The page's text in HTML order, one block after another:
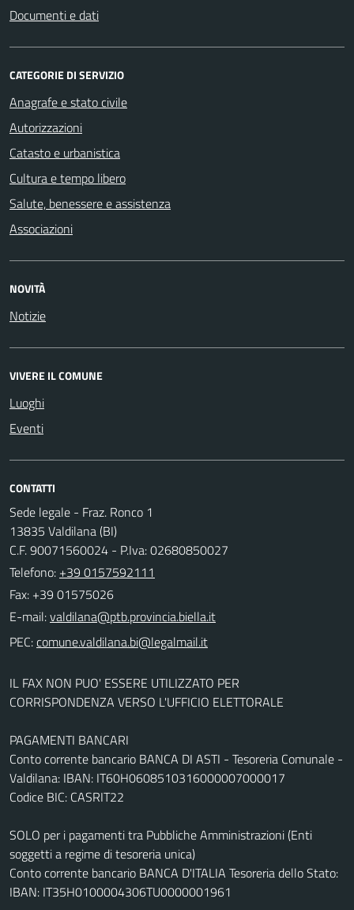
Documenti e dati
CATEGORIE DI SERVIZIO
Anagrafe e stato civile
Autorizzazioni
Catasto e urbanistica
Cultura e tempo libero
Salute, benessere e assistenza
Associazioni
NOVITÀ
Notizie
VIVERE IL COMUNE
Luoghi
Eventi
CONTATTI
Sede legale - Fraz. Ronco 1
13835 Valdilana (BI)
C.F. 90071560024 - P.Iva: 02680850027
Telefono: +39 0157592111
Fax: +39 01575026
E-mail:
PEC:
IL FAX NON PUO' ESSERE UTILIZZATO PER
CORRISPONDENZA VERSO L'UFFICIO ELETTORALE
PAGAMENTI BANCARI
Conto corrente bancario BANCA DI ASTI - Tesoreria Comunale -
Valdilana: IBAN: IT60H0608510316000007000017
Codice BIC: CASRIT22
SOLO per i pagamenti tra Pubbliche Amministrazioni (Enti
soggetti a regime di tesoreria unica)
Conto corrente bancario BANCA D'ITALIA Tesoreria dello Stato:
IBAN: IT35H0100004306TU0000001961